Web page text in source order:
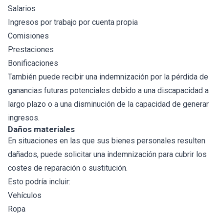
Salarios
Ingresos por trabajo por cuenta propia
Comisiones
Prestaciones
Bonificaciones
También puede recibir una indemnización por la pérdida de
ganancias futuras potenciales debido a una discapacidad a
largo plazo o a una disminución de la capacidad de generar
ingresos.
Daños materiales
En situaciones en las que sus bienes personales resulten
dañados, puede solicitar una indemnización para cubrir los
costes de reparación o sustitución.
Esto podría incluir:
Vehículos
Ropa